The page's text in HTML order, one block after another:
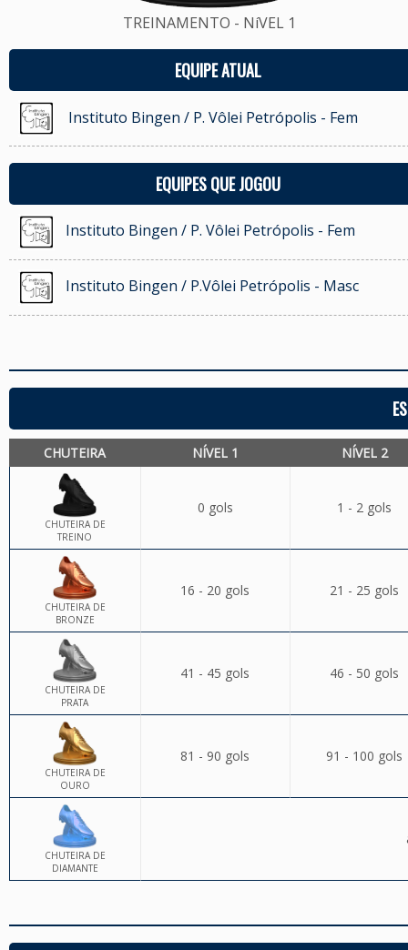
TREINAMENTO - NíVEL 1
EQUIPE ATUAL
Instituto Bingen / P. Vôlei Petrópolis - Fem
EQUIPES QUE JOGOU
Instituto Bingen / P. Vôlei Petrópolis - Fem
Instituto Bingen / P.Vôlei Petrópolis - Masc
CHUTEIRA NÍVEL 1 NÍVEL 2
CHUTEIRA DE
TREINO
0 gols 1 - 2 gols
CHUTEIRA DE
BRONZE
16 - 20 gols 21 - 25 gols
CHUTEIRA DE
PRATA
41 - 45 gols 46 - 50 gols
CHUTEIRA DE
OURO
81 - 90 gols 91 - 100 gols
CHUTEIRA DE
DIAMANTE